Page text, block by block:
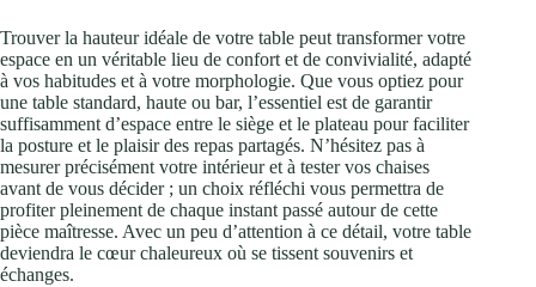
Trouver la hauteur idéale de votre table peut transformer votre
espace en un véritable lieu de confort et de convivialité, adapté
à vos habitudes et à votre morphologie. Que vous optiez pour
une table standard, haute ou bar, l’essentiel est de garantir
suffisamment d’espace entre le siège et le plateau pour faciliter
la posture et le plaisir des repas partagés. N’hésitez pas à
mesurer précisément votre intérieur et à tester vos chaises
avant de vous décider ; un choix réfléchi vous permettra de
profiter pleinement de chaque instant passé autour de cette
pièce maîtresse. Avec un peu d’attention à ce détail, votre table
deviendra le cœur chaleureux où se tissent souvenirs et
échanges.